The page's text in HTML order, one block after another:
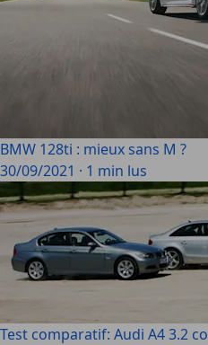
BMW 128ti : mieux sans M ?
30/09/2021 · 1 min lus
Test comparatif: Audi A4 3.2